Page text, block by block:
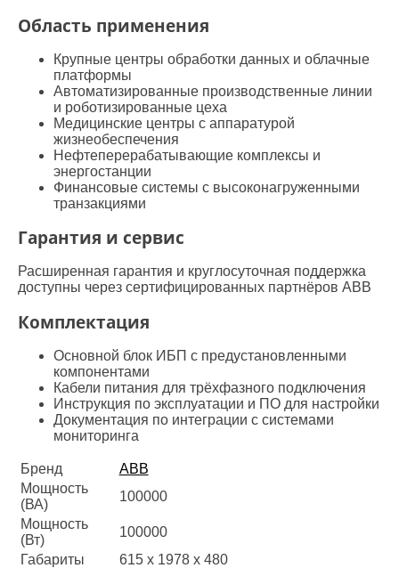
Область применения
Крупные центры обработки данных и облачные
платформы
Автоматизированные производственные линии
и роботизированные цеха
Медицинские центры с аппаратурой
жизнеобеспечения
Нефтеперерабатывающие комплексы и
энергостанции
Финансовые системы с высоконагруженными
транзакциями
Гарантия и сервис
Расширенная гарантия и круглосуточная поддержка
доступны через сертифицированных партнёров ABB
Комплектация
Основной блок ИБП с предустановленными
компонентами
Кабели питания для трёхфазного подключения
Инструкция по эксплуатации и ПО для настройки
Документация по интеграции с системами
мониторинга
Бренд
ABB
Мощность
(ВА)
100000
Мощность
(Вт)
100000
Габариты
615 х 1978 х 480